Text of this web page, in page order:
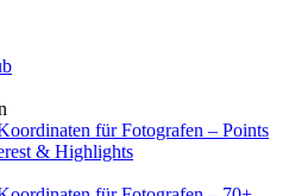
für Fotografen – Points
& Highlights